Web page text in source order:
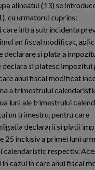
alineatul (13) se
cu urmatorul cuprins:
intra sub incidenta
an fiscal modificat,
declarare si plata a
si platesc
anul fiscal modificat
a trimestrului
luni ale trimestrului
un trimestru, pentru care
declararii si platii
25 inclusiv a primei luni
calendaristic respectiv.
in cazul in care anul fiscal